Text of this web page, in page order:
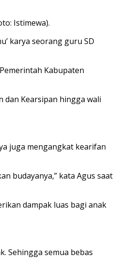
Istimewa).
karya seorang guru SD
Kabupaten
dan Kearsipan hingga wali
juga mengangkat kearifan
budayanya,” kata Agus saat
dampak luas bagi anak
Sehingga semua bebas